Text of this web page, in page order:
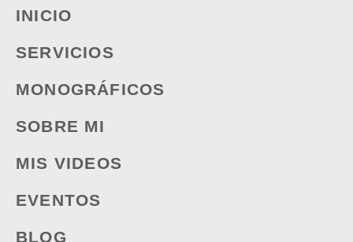
INICIO
SERVICIOS
MONOGRÁFICOS
SOBRE MI
MIS VIDEOS
EVENTOS
BLOG